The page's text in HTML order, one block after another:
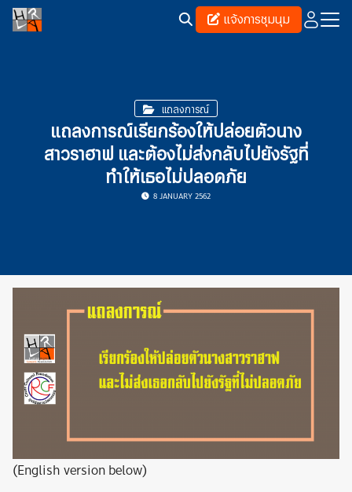
Skip
แจ้งการชุมนุม
แถลงการณ์
แถลงการณ์เรียกร้องให้ปล่อยตัวนาง
สาวราฮาฟ และต้องไม่ส่งกลับไปยังรัฐที่
ทำให้เธอไม่ปลอดภัย
8 JANUARY 2562
(English version below)